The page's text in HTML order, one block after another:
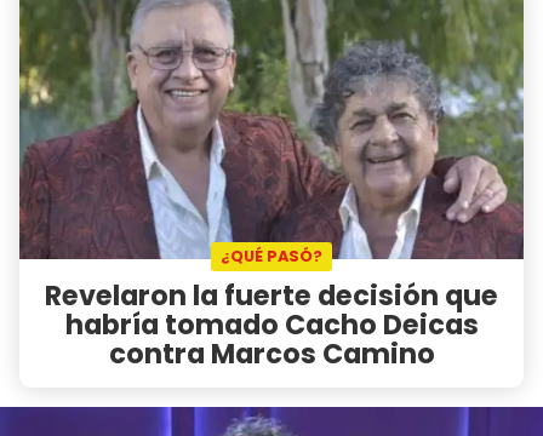
¿QUÉ PASÓ?
Revelaron la fuerte decisión que
habría tomado Cacho Deicas
contra Marcos Camino